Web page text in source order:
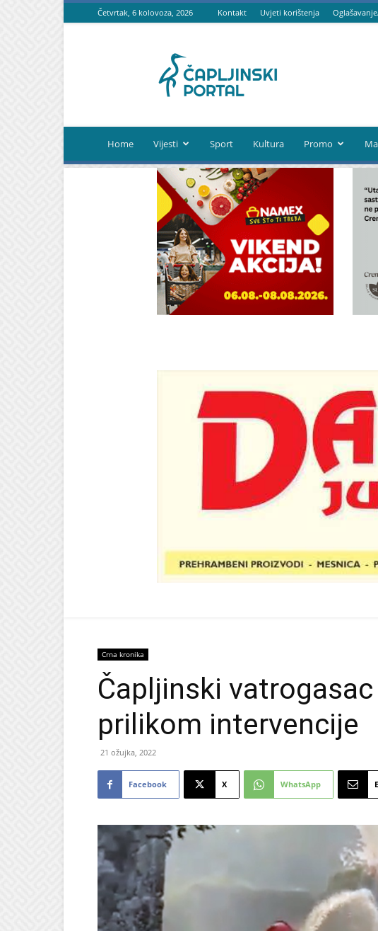
Četvrtak, 6 kolovoza, 2026 Kontakt Uvjeti korištenja
portal
Home Vijesti Sport Kultura Promo
Crna kronika
Čapljinski
prilikom intervencije
21 ožujka, 2022
Facebook X WhatsApp